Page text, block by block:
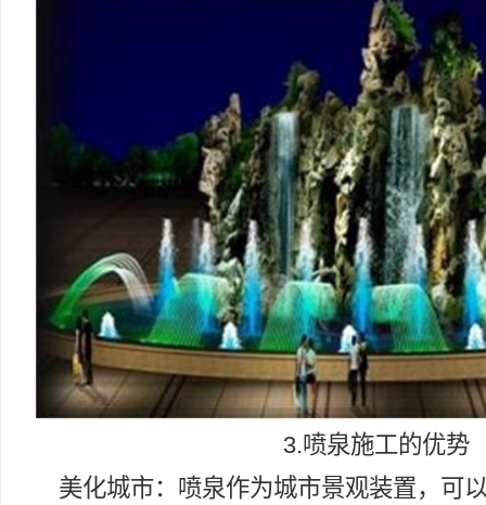
3.喷泉施工的优势
美化城市：喷泉作为城市景观装置，可